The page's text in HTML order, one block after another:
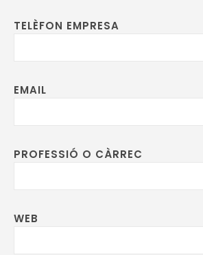
TELÈFON EMPRESA
EMAIL
PROFESSIÓ O CÀRREC
WEB